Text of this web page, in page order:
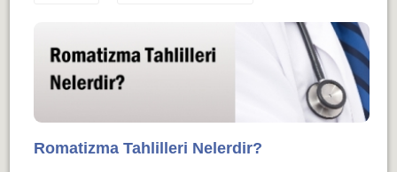
Romatizma Tahlilleri Nelerdir?